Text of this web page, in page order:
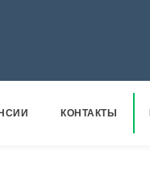
КОНТАКТЫ